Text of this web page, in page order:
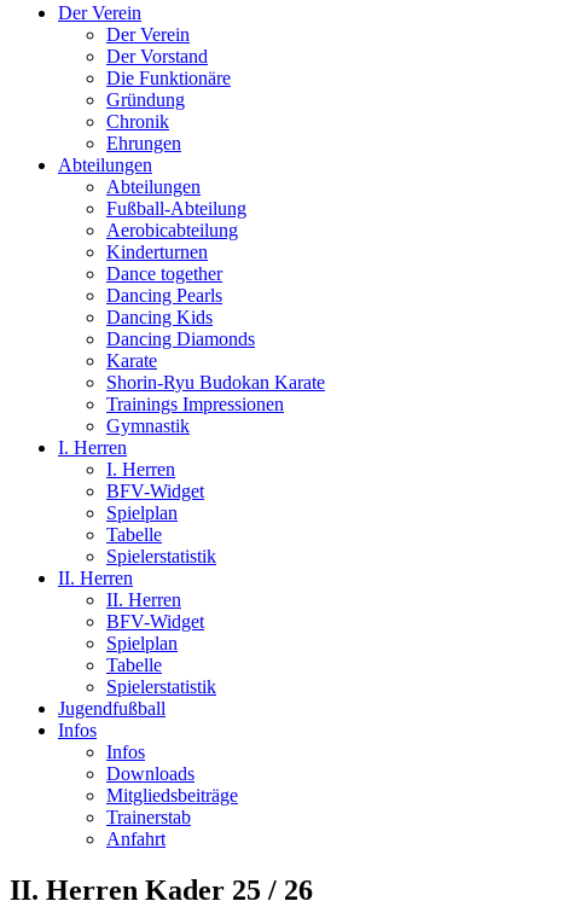
Der Verein
Der Verein
Der Vorstand
Die Funktionäre
Gründung
Chronik
Ehrungen
Abteilungen
Abteilungen
Fußball-Abteilung
Aerobicabteilung
Kinderturnen
Dance together
Dancing Pearls
Dancing Kids
Dancing Diamonds
Karate
Shorin-Ryu Budokan Karate
Trainings Impressionen
Gymnastik
I. Herren
I. Herren
BFV-Widget
Spielplan
Tabelle
Spielerstatistik
II. Herren
II. Herren
BFV-Widget
Spielplan
Tabelle
Spielerstatistik
Jugendfußball
Infos
Infos
Downloads
Mitgliedsbeiträge
Trainerstab
Anfahrt
II. Herren Kader 25 / 26